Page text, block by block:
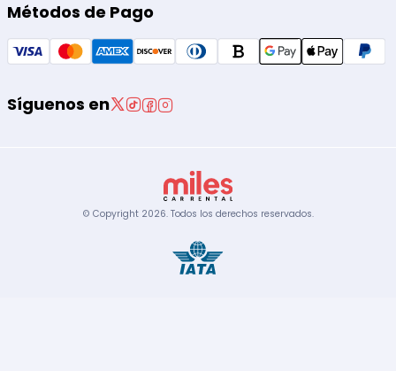
Métodos de Pago
Síguenos en
© Copyright 2026. Todos los derechos reservados.